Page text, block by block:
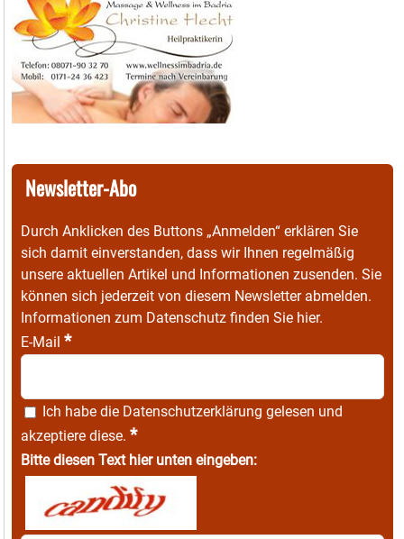
Newsletter-Abo
Durch Anklicken des Buttons „Anmelden“ erklären Sie
sich damit einverstanden, dass wir Ihnen regelmäßig
unsere aktuellen Artikel und Informationen zusenden. Sie
können sich jederzeit von diesem Newsletter abmelden.
Informationen zum Datenschutz finden Sie hier.
E-Mail *
Ich habe die Datenschutzerklärung gelesen und
akzeptiere diese. *
Bitte diesen Text hier unten eingeben: